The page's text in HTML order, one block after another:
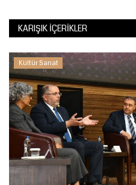
KARIŞIK İÇERIKLER
Kültür Sanat